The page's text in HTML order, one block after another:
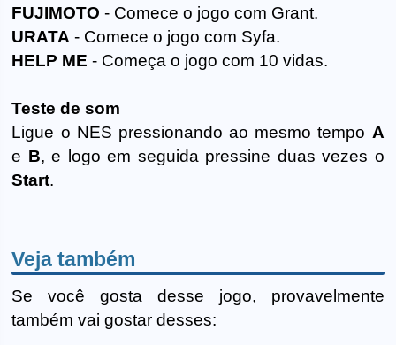
FUJIMOTO - Comece o jogo com Grant.
URATA - Comece o jogo com Syfa.
HELP ME - Começa o jogo com 10 vidas.
Teste de som
Ligue o NES pressionando ao mesmo tempo A
e B, e logo em seguida pressine duas vezes o
Start.
Veja também
Se você gosta desse jogo, provavelmente
também vai gostar desses: